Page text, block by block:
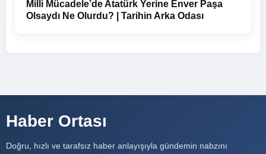
Milli Mücadele’de Atatürk Yerine Enver Paşa
Olsaydı Ne Olurdu? | Tarihin Arka Odası
Haber Ortası
Doğru, hızlı ve tarafsız haber anlayışıyla gündemin nabzını